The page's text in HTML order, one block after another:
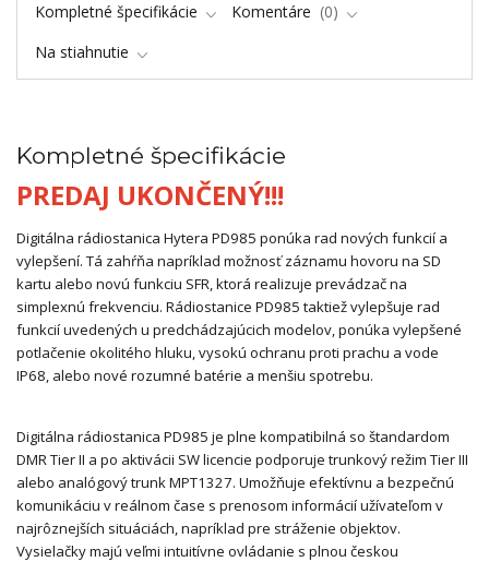
Kompletné špecifikácie Komentáre
0
Na stiahnutie
Kompletné špecifikácie
PREDAJ UKONČENÝ!!!
Digitálna rádiostanica Hytera PD985 ponúka rad nových funkcií a
vylepšení. Tá zahŕňa napríklad možnosť záznamu hovoru na SD
kartu alebo novú funkciu SFR, ktorá realizuje prevádzač na
simplexnú frekvenciu. Rádiostanice PD985 taktiež vylepšuje rad
funkcií uvedených u predchádzajúcich modelov, ponúka vylepšené
potlačenie okolitého hluku, vysokú ochranu proti prachu a vode
IP68, alebo nové rozumné batérie a menšiu spotrebu.
Digitálna rádiostanica PD985 je plne kompatibilná so štandardom
DMR Tier II a po aktivácii SW licencie podporuje trunkový režim Tier III
alebo analógový trunk MPT1327. Umožňuje efektívnu a bezpečnú
komunikáciu v reálnom čase s prenosom informácií užívateľom v
najrôznejších situáciách, napríklad pre stráženie objektov.
Vysielačky majú veľmi intuitívne ovládanie s plnou českou